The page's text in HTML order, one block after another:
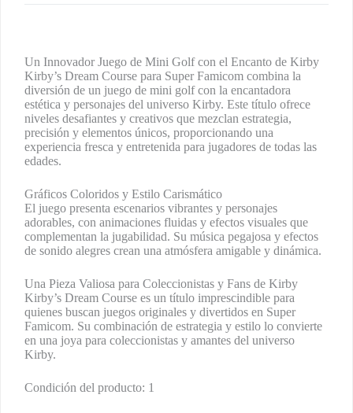
Un Innovador Juego de Mini Golf con el Encanto de Kirby
Kirby’s Dream Course para Super Famicom combina la
diversión de un juego de mini golf con la encantadora
estética y personajes del universo Kirby. Este título ofrece
niveles desafiantes y creativos que mezclan estrategia,
precisión y elementos únicos, proporcionando una
experiencia fresca y entretenida para jugadores de todas las
edades.
Gráficos Coloridos y Estilo Carismático
El juego presenta escenarios vibrantes y personajes
adorables, con animaciones fluidas y efectos visuales que
complementan la jugabilidad. Su música pegajosa y efectos
de sonido alegres crean una atmósfera amigable y dinámica.
Una Pieza Valiosa para Coleccionistas y Fans de Kirby
Kirby’s Dream Course es un título imprescindible para
quienes buscan juegos originales y divertidos en Super
Famicom. Su combinación de estrategia y estilo lo convierte
en una joya para coleccionistas y amantes del universo
Kirby.
Condición del producto: 1